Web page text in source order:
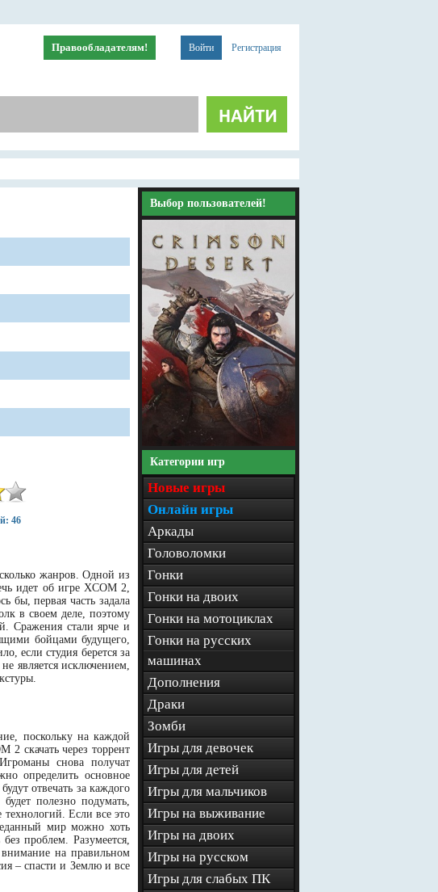
Войти Регистрация
Правообладателям!
46
жанров. Одной из
идет об игре XCOM 2,
бы, первая часть задала
в своем деле, поэтому
Сражения стали ярче и
бойцами будущего,
если студия берется за
является исключением,
поскольку на каждой
2 скачать через торрент
снова получат
определить основное
отвечать за каждого
полезно подумать,
технологий. Если все это
мир можно хоть
проблем. Разумеется,
внимание на правильном
– спасти и Землю и все
Выбор пользователей!
Категории игр
Новые игры
Онлайн игры
Аркады
Головоломки
Гонки
Гонки на двоих
Гонки на мотоциклах
Гонки на русских
машинах
Дополнения
Драки
Зомби
Игры для девочек
Игры для детей
Игры для мальчиков
Игры на выживание
Игры на двоих
Игры на русском
Игры для слабых ПК